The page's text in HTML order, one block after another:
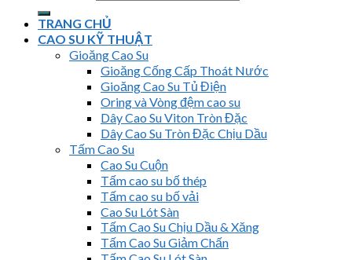
TRANG CHỦ
CAO SU KỸ THUẬT
Gioăng Cao Su
Gioăng Cống Cấp Thoát Nước
Gioăng Cao Su Tủ Điện
Oring và Vòng đệm cao su
Dây Cao Su Viton Tròn Đặc
Dây Cao Su Tròn Đặc Chịu Dầu
Tấm Cao Su
Cao Su Cuộn
Tấm cao su bố thép
Tấm cao su bố vải
Cao Su Lót Sàn
Tấm Cao Su Chịu Dầu & Xăng
Tấm Cao Su Giảm Chấn